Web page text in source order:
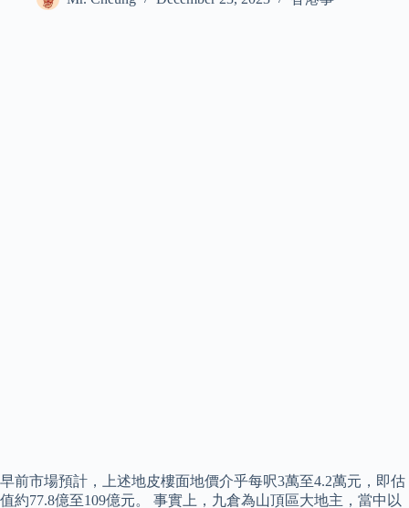
早前市場預計，上述地皮樓面地價介乎每呎3萬至4.2萬元，即估
值約77.8億至109億元。 事實上，九倉為山頂區大地主，當中以